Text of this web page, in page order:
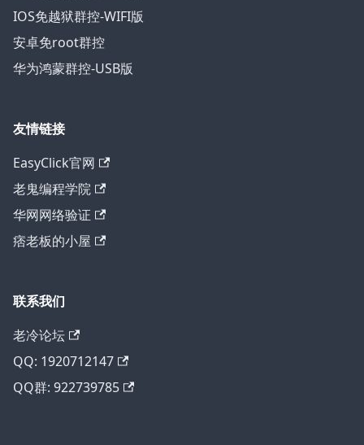
IOS免越狱群控-WIFI版
安卓免root群控
华为鸿蒙群控-USB版
友情链接
EasyClick官网
老鬼编程学院
华网网络验证
痞老板的小屋
联系我们
老冷论坛
QQ: 1920712147
QQ群: 922739785